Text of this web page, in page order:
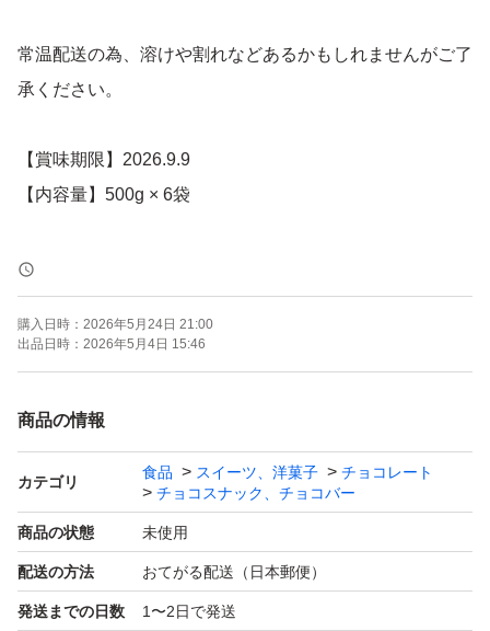
常温配送の為、溶けや割れなどあるかもしれませんがご了
承ください。
【賞味期限】2026.9.9
【内容量】500g × 6袋
よろしくお願いいたします。
購入日時： 2026年5月24日 21:00
出品日時： 2026年5月4日 15:46
商品の情報
カテゴリ
食品 スイーツ、洋菓子
チョコレート
チョコスナック、チョコバー
商品の状態 未使用
配送の方法 おてがる配送（日本郵便）
発送までの日数 1〜2日で発送